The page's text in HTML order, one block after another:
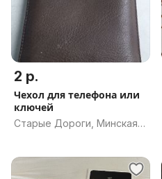
2 р.
Чехол для телефона или
ключей
Старые Дороги, Минская